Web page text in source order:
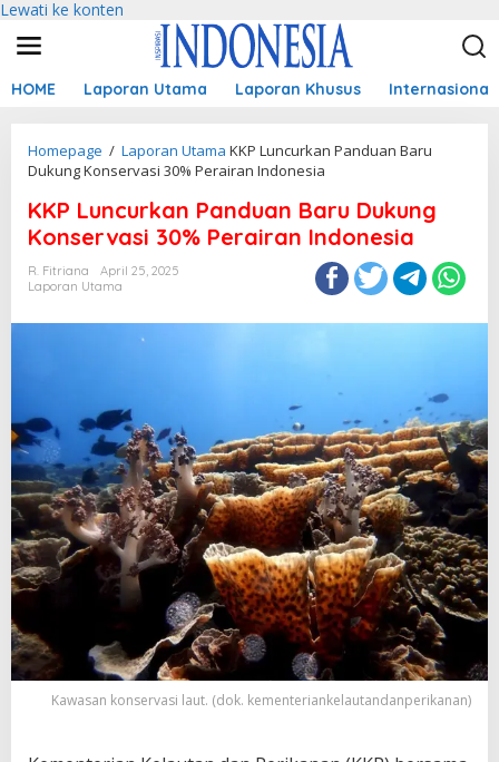
Lewati ke konten
HOME Laporan Utama Laporan Khusus Internasional
Homepage / Laporan Utama KKP Luncurkan Panduan Baru
Dukung Konservasi 30% Perairan Indonesia
KKP Luncurkan Panduan Baru Dukung
Konservasi 30% Perairan Indonesia
R. Fitriana
April 25, 2025
Laporan Utama
Kawasan konservasi laut. (dok. kementeriankelautandanperikanan)